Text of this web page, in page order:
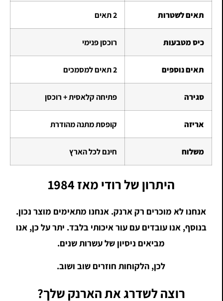
תאים לשטרות 2 תאים
כיס מטבעות רוכסן פנימי
תאים נוספים 2 תאים למסמכים
סגירה פתיחה קלאסית + רוכסן
אריזה קופסת מתנה מהודרת
משלוח חינם לכל הארץ
היתרון של רודי מאז 1984
אנחנו לא מוכרים רק ארנק. אנחנו מתאימים מוצר נכון.
בנוסף, אנו עובדים עם עור איכותי בלבד. יתר על כן, אנו
מביאים ניסיון של עשרות שנים.
לכן, הלקוחות חוזרים שוב ושוב.
רוצה לשדרג את הארנק שלך?